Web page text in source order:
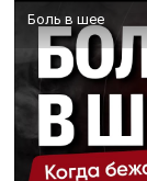
Боль в шее